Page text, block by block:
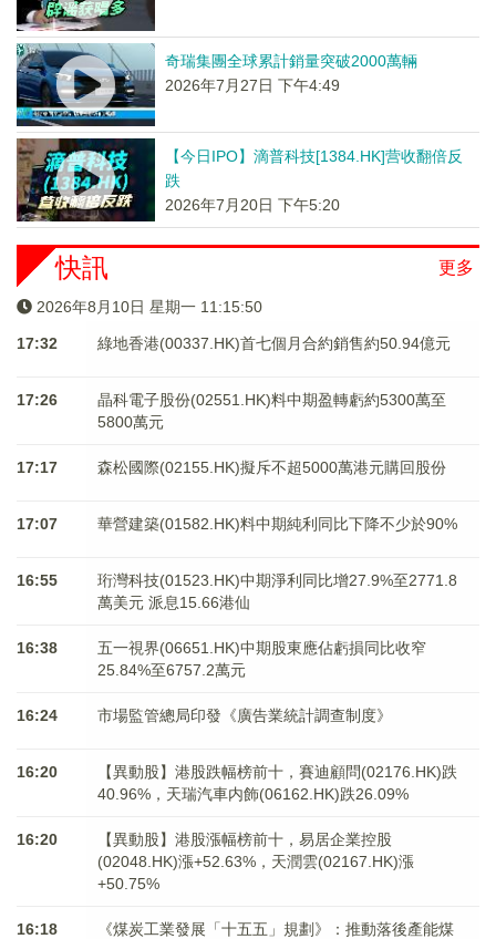
奇瑞集團全球累計銷量突破2000萬輛
2026年7月27日 下午4:49
【今日IPO】滴普科技[1384.HK]营收翻倍反
跌
2026年7月20日 下午5:20
更多
快訊
2026年8月10日 星期一 11:15:50
17:32 綠地香港(00337.HK)首七個月合約銷售約50.94億元
17:26
晶科電子股份(02551.HK)料中期盈轉虧約5300萬至
5800萬元
17:17 森松國際(02155.HK)擬斥不超5000萬港元購回股份
17:07 華營建築(01582.HK)料中期純利同比下降不少於90%
16:55
珩灣科技(01523.HK)中期淨利同比增27.9%至2771.8
萬美元 派息15.66港仙
16:38
五一視界(06651.HK)中期股東應佔虧損同比收窄
25.84%至6757.2萬元
16:24 市場監管總局印發《廣告業統計調查制度》
16:20
【異動股】港股跌幅榜前十，賽迪顧問(02176.HK)跌
40.96%，天瑞汽車内飾(06162.HK)跌26.09%
16:20
【異動股】港股漲幅榜前十，易居企業控股
(02048.HK)漲+52.63%，天潤雲(02167.HK)漲
+50.75%
16:18
《煤炭工業發展「十五五」規劃》：推動落後產能煤